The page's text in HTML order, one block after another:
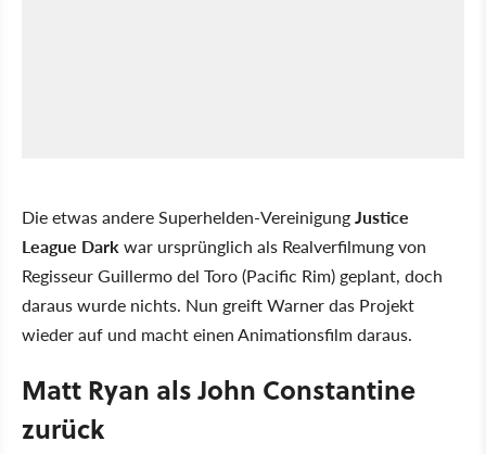
Die etwas andere Superhelden-VereinigungJustice
League Darkwar ursprünglich als Realverfilmung von
Regisseur Guillermo del Toro (Pacific Rim) geplant, doch
daraus wurde nichts. Nun greift Warner das Projekt
wieder auf und macht einen Animationsfilm daraus.
Matt Ryan als John Constantine
zurück